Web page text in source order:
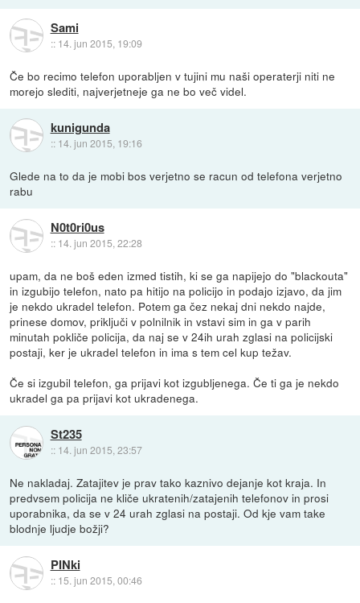
Sami
:: 14. jun 2015, 19:09
Če bo recimo telefon uporabljen v tujini mu naši operaterji niti ne
morejo slediti, najverjetneje ga ne bo več videl.
kunigunda
:: 14. jun 2015, 19:16
Glede na to da je mobi bos verjetno se racun od telefona verjetno
rabu
N0t0ri0us
:: 14. jun 2015, 22:28
upam, da ne boš eden izmed tistih, ki se ga napijejo do "blackouta"
in izgubijo telefon, nato pa hitijo na policijo in podajo izjavo, da jim
je nekdo ukradel telefon. Potem ga čez nekaj dni nekdo najde,
prinese domov, priključi v polnilnik in vstavi sim in ga v parih
minutah pokliče policija, da naj se v 24ih urah zglasi na policijski
postaji, ker je ukradel telefon in ima s tem cel kup težav.
Če si izgubil telefon, ga prijavi kot izgubljenega. Če ti ga je nekdo
ukradel ga pa prijavi kot ukradenega.
St235
:: 14. jun 2015, 23:57
Ne nakladaj. Zatajitev je prav tako kaznivo dejanje kot kraja. In
predvsem policija ne kliče ukratenih/zatajenih telefonov in prosi
uporabnika, da se v 24 urah zglasi na postaji. Od kje vam take
blodnje ljudje božji?
PINki
:: 15. jun 2015, 00:46